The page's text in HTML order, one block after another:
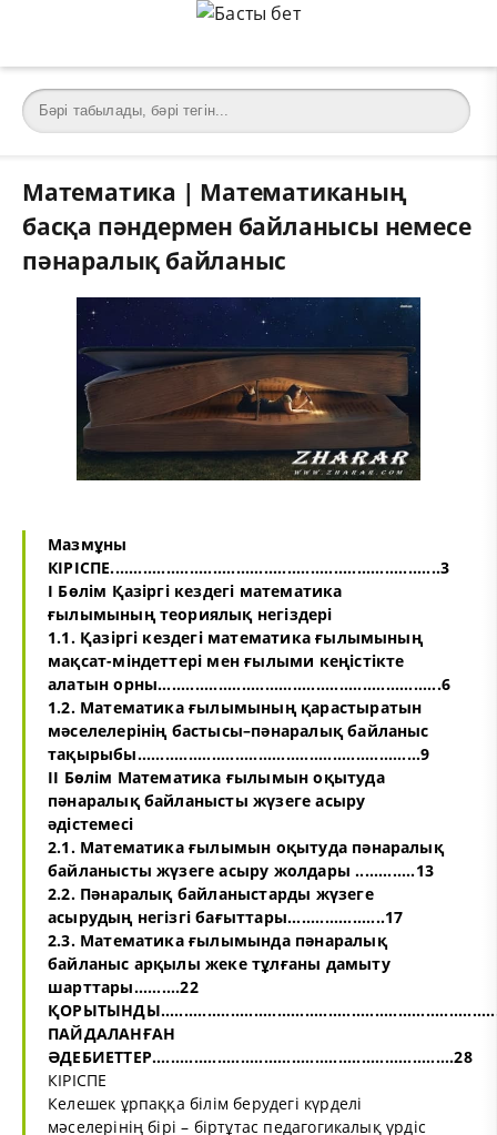
Математика | Математиканың
басқа пәндермен байланысы немесе
пәнаралық байланыс
Мазмұны
КІРІСПЕ.......................................................................3
І Бөлім Қазіргі кездегі математика
ғылымының теориялық негіздері
1.1. Қазіргі кездегі математика ғылымының
мақсат-міндеттері мен ғылыми кеңістікте
алатын орны.............................................................6
1.2. Математика ғылымының қарастыратын
мәселелерінің бастысы–пәнаралық байланыс
тақырыбы.............................................................9
ІІ Бөлім Математика ғылымын оқытуда
пәнаралық байланысты жүзеге асыру
әдістемесі
2.1. Математика ғылымын оқытуда пәнаралық
байланысты жүзеге асыру жолдары .............13
2.2. Пәнаралық байланыстарды жүзеге
асырудың негізгі бағыттары.....................17
2.3. Математика ғылымында пәнаралық
байланыс арқылы жеке тұлғаны дамыту
шарттары..........22
ПАЙДАЛАНҒАН
ӘДЕБИЕТТЕР.................................................................28
КІРІСПЕ
Келешек ұрпаққа білім берудегі күрделі
мәселерінің бірі – біртұтас педагогикалық үрдіс